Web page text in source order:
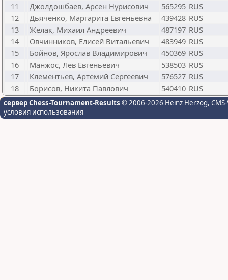
11
Джолдошбаев, Арсен Нурисович 565295 RUS
12
Дьяченко, Маргарита Евгеньевна 439428 RUS
13
Желак, Михаил Андреевич 487197 RUS
14
Овчинников, Елисей Витальевич 483949 RUS
15
Бойнов, Ярослав Владимирович 450369 RUS
16
Манжос, Лев Евгеньевич 538503 RUS
17
Клементьев, Артемий Сергеевич 576527 RUS
18
Борисов, Никита Павлович 540410 RUS
сервер Chess-Tournament-Results © 2006-2026 Heinz Herzog,
условия использования